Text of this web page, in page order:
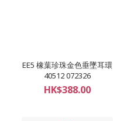
EE5 橡葉珍珠金色垂墜耳環
40512 072326
HK$388.00